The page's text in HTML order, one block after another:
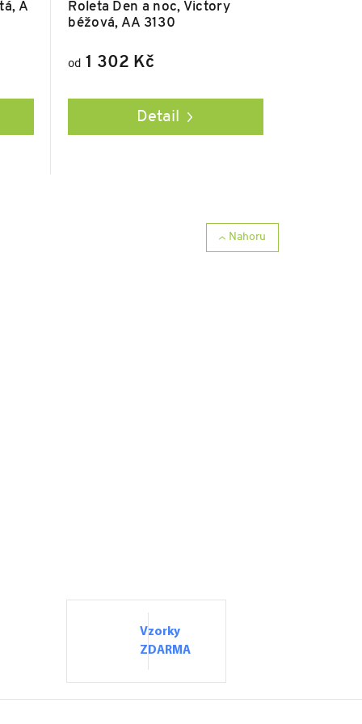
A
Roleta Den a noc, Victory
béžová, AA 3130
od 1 302 Kč
Detail
Nahoru
Vzorky
ZDARMA